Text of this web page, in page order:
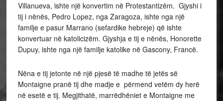
Villanueva, ishte një konvertim në Protestantizëm. Gjyshi i
tij i nënës, Pedro Lopez, nga Zaragoza, ishte nga një
familje e pasur Marrano (sefardike hebreje) që ishte
konvertuar në katolicizëm. Gjyshja e tij e nënës, Honorette
Dupuy, ishte nga një familje katolike në Gascony, Francë.
Nëna e tij jetonte në një pjesë të madhe të jetës së
Montaigne pranë tij dhe madje e përmend vetëm dy herë
në esetë e tij. Megjithatë, marrëdhëniet e Montaigne me